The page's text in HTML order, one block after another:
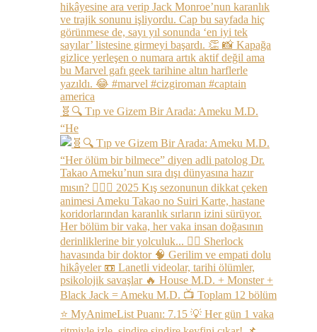
🧬🔍 Tıp ve Gizem Bir Arada: Ameku M.D.
“He